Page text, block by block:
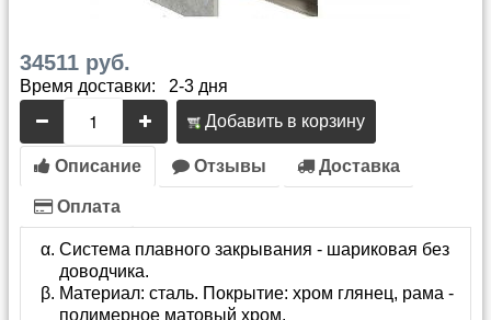
34511 руб.
Время доставки: 2-3 дня
Добавить в корзину
Описание Отзывы Доставка
Оплата
Система плавного закрывания - шариковая без
доводчика.
Материал: сталь. Покрытие: хром глянец, рама -
полимерное матовый хром.